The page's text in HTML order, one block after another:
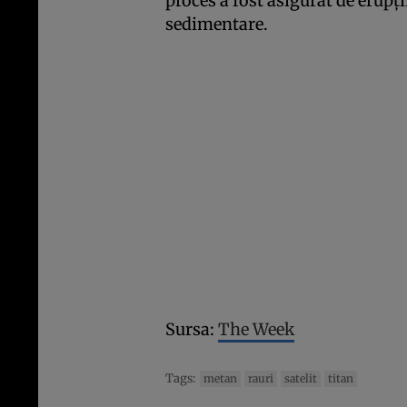
sedimentare.
Sursa: The Week
Tags: metan rauri satelit titan